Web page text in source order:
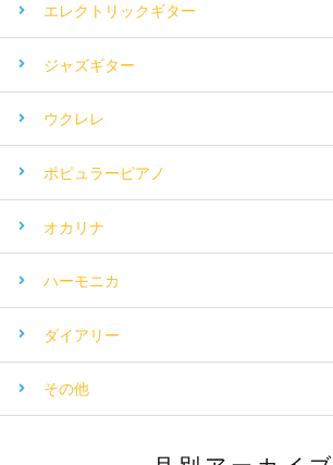
エレクトリックギター
ジャズギター
ウクレレ
ポピュラーピアノ
オカリナ
ハーモニカ
ダイアリー
その他